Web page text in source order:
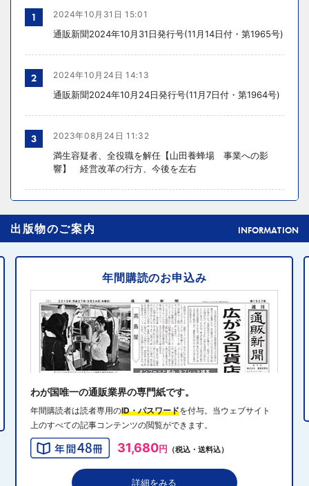
1 2024年10月31日 15:01
通販新聞2024年10月31日発行号(11月14日付・第1965号)
2 2024年10月24日 14:13
通販新聞2024年10月24日発行号(11月7日付・第1964号)
3 2023年08月24日 11:32
満生容疑者、全役職を解任【山田養蜂場 事業への影
響】 経営改革の行方、今後を左右
4
元ディノスの石川森生氏、ECのプロフェッショナルらの
共助型ネットワーク組織立ち上げ
2024年10月31日 14:10
消費者庁、美容液通販に特定商取引法違反で9カ月の業務
停止命令
2024年10月31日 14:32
り込み
2024年10月31日 13:40
QVCジャパンがゾゾと”コーデ対決”、”千葉愛”テーマにフ
出版物のご案内 INFORMATION
年間購読のお申込み
わが国唯一の通販業界の専門紙です。
年間購読者は読者専用のID・パスワードを付与。当ウェブサイト
上のすべての記事コンテンツの閲覧ができます。
31,680円 （税込・送料込）
詳細をみる